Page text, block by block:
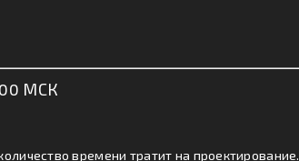
МСК
времени тратит на проектирование.